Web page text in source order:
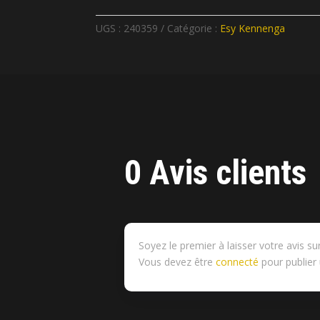
UGS : 240359 Catégorie : Esy Kennenga
0 Avis clients
Soyez le premier à laisser votre avis
Vous devez êtreconnecté pour publier